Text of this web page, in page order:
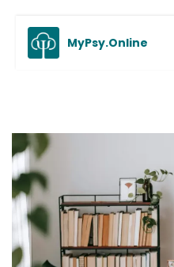
Aller
au
MyPsy.Online